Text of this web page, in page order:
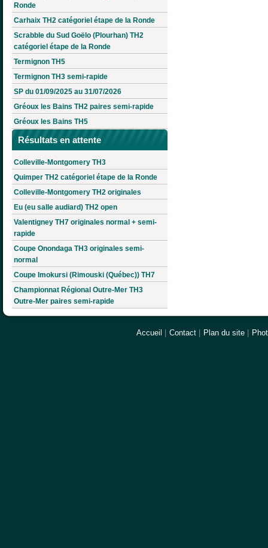
Ronde
Carhaix TH2 catégoriel étape de la Ronde
Scrabble du Sud Goëlo (Plourhan) TH2
catégoriel étape de la Ronde
Termignon TH5
Termignon TH3 semi-rapide
SP du 01/09/2025 au 31/07/2026
Gréoux les Bains TH2 paires semi-rapide
Gréoux les Bains TH5
Résultats en attente
Colleville-Montgomery TH3
Quimper TH2 catégoriel étape de la Ronde
Colleville-Montgomery TH2 originales
Eu (eu salle audiard) TH2 open
Valentigney TH7 originales normal + semi-
rapide
Coupe Onondaga TH3 originales semi-
normal
Coupe Imokursi (Rimouski (Québec)) TH7
Championnat Régional Outre-Mer TH3
Outre-Mer paires semi-rapide
Accueil | Contact | Plan du site |